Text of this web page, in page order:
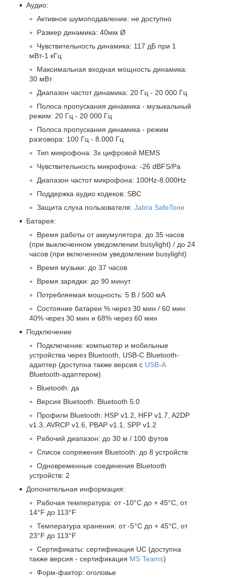
Аудио:
Активное шумоподавление: не доступно
Размер динамика: 40мм Ø
Чувствительность динамика: 117 дБ при 1
мВт-1 кГц
Максимальная входная мощность динамика:
30 мВт
Диапазон частот динамика: 20 Гц - 20 000 Гц
Полоса пропускания динамика - музыкальный
режим: 20 Гц - 20 000 Гц
Полоса пропускания динамика - режим
разговора: 100 Гц - 8.000 Гц
Тип микрофона: 3х цифровой MEMS
Чувствительность микрофона: -26 dBFS/Pa
Диапазон частот микрофона: 100Hz-8.000Hz
Поддержка аудио кодеков: SBC
Защита слуха пользователя: Jabra SafeTone
Батарея:
Время работы от аккумулятора: до 35 часов
(при выключенном уведомлении busylight) / до 24
часов (при включенном уведомлении busylight)
Время музыки: до 37 часов
Время зарядки: до 90 минут
Потребляемая мощность: 5 В / 500 мА
Состояние батареи % через 30 мин / 60 мин:
40% через 30 мин и 68% через 60 мин
Подключение
Подключение: компьютер и мобильные
устройства через Bluetooth, USB-C Bluetooth-
адаптер (доступна также версия с USB-A
Bluetooth-адаптером)
Bluetooth: да
Версия Bluetooth: Bluetooth 5.0
Профили Bluetooth: HSP v1.2, HFP v1.7, A2DP
v1.3, AVRCP v1.6, PBAP v1.1, SPP v1.2
Рабочий диапазон: до 30 м / 100 футов
Список сопряжения Bluetooth: до 8 устройств
Одновременные соединения Bluetooth
устройств: 2
Допонительная информация:
Рабочая температура: от -10°C до + 45°C, от
14°F до 113°F
Температура хранения: от -5°C до + 45°C, от
23°F до 113°F
Сертификаты: сертификация UC (доступна
также версия - сертификация MS Teams)
Форм-фактор: оголовье